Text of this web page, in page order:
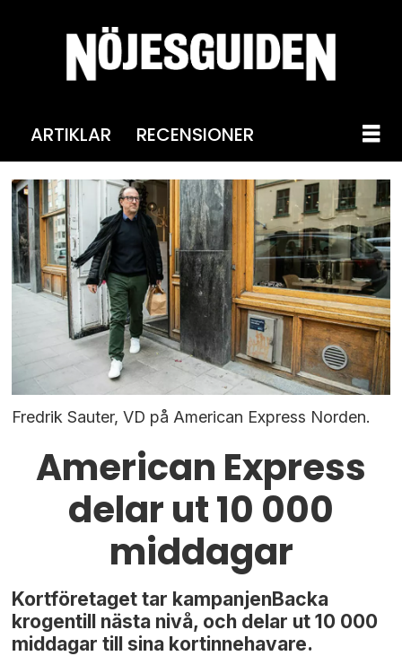
ARTIKLAR RECENSIONER
Fredrik Sauter, VD på American Express Norden.
American Express
delar ut 10 000
middagar
Kortföretaget tar kampanjenBacka
krogentill nästa nivå, och delar ut 10 000
middagar till sina kortinnehavare.